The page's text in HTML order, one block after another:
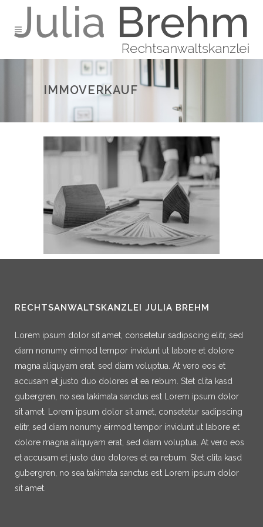
IMMOVERKAUF
RECHTSANWALTSKANZLEI JULIA BREHM
Lorem ipsum dolor sit amet, consetetur sadipscing elitr, sed
diam nonumy eirmod tempor invidunt ut labore et dolore
magna aliquyam erat, sed diam voluptua. At vero eos et
accusam et justo duo dolores et ea rebum. Stet clita kasd
gubergren, no sea takimata sanctus est Lorem ipsum dolor
sit amet. Lorem ipsum dolor sit amet, consetetur sadipscing
elitr, sed diam nonumy eirmod tempor invidunt ut labore et
dolore magna aliquyam erat, sed diam voluptua. At vero eos
et accusam et justo duo dolores et ea rebum. Stet clita kasd
gubergren, no sea takimata sanctus est Lorem ipsum dolor
sit amet.